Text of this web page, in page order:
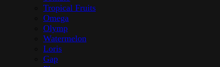
Tropical Fruits
Omega
Olymp
Watermelon
Loris
Gap